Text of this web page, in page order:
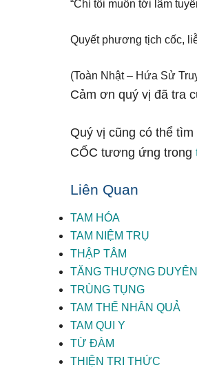
“Chí tôi muốn tới lâm
Quyết phương tịch cốc,
(Toàn Nhật – Hứa Sử
Cảm ơn quý vị đã tra
Quý vị cũng có thể
CỐC tương ứng trong
Liên Quan
TAM HÓA
TAM NIỆM TRỤ
THẬP TÂM
TĂNG THƯỢNG DUYÊN
TRÙNG TỤNG
TAM THẾ NHÂN QUẢ
TAM QUI Y
TỪ ĐÀM
THIỆN TRI THỨC